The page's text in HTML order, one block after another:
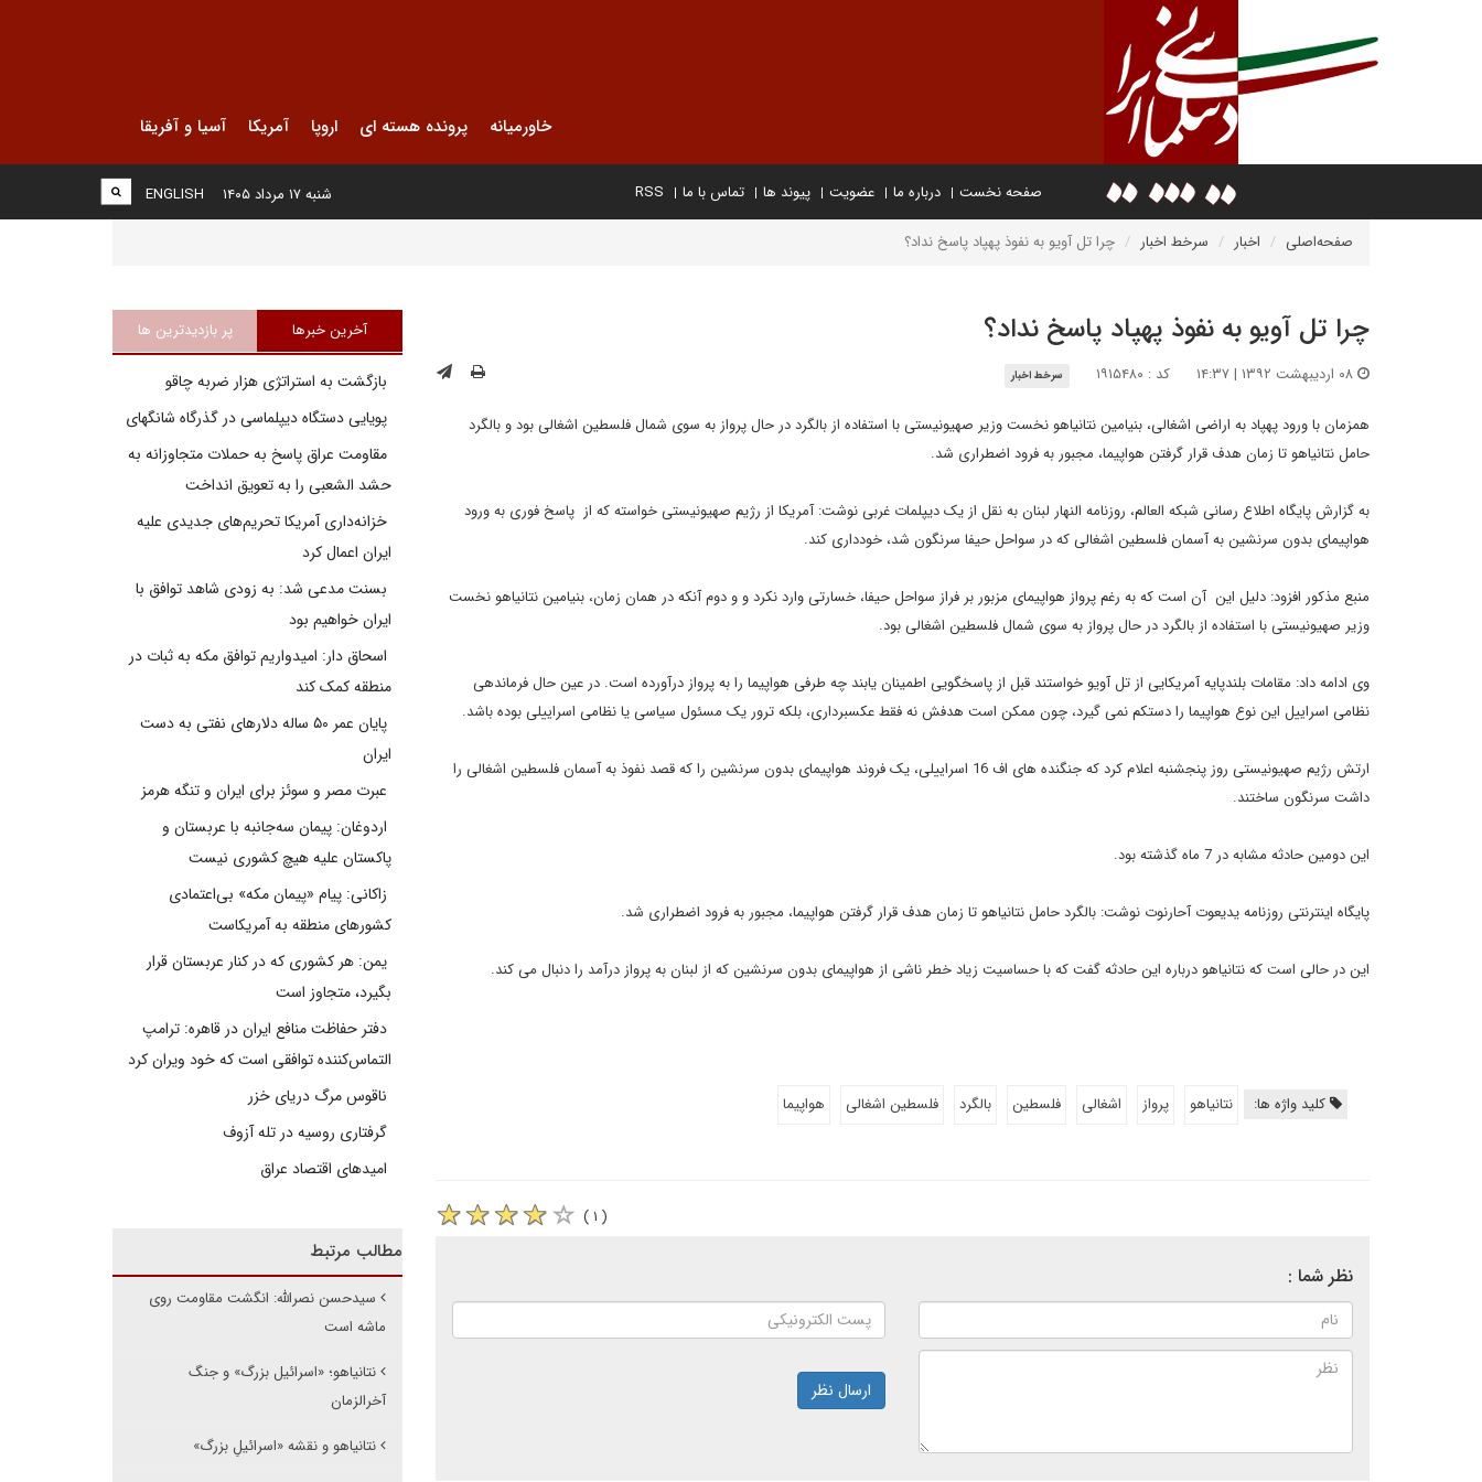
خاورمیانه پرونده هسته ای اروپا آمریکا آسیا و آفریقا
صفحه نخست درباره ما عضویت پیوند ها تماس با ما RSS
ENGLISH شنبه ۱۷ مرداد ۱۴۰۵
صفحه‌اصلی اخبار سرخط اخبار چرا تل آویو به نفوذ پهپاد پاسخ نداد؟
چرا تل آویو به نفوذ پهپاد پاسخ نداد؟
کد : ۱۹۱۵۴۸۰ سرخط اخبار
همزمان با ورود پهپاد به اراضی اشغالی، بنیامین نتانیاهو نخست وزیر صهیونیستی با استفاده از بالگرد در حال پرواز به سوی شمال فلسطین اشغالی بود و بالگرد
حامل نتانیاهو تا زمان هدف قرار گرفتن هواپیما، مجبور به فرود اضطراری شد.
به گزارش پایگاه اطلاع رسانی شبکه العالم، روزنامه النهار لبنان به نقل از یک دیپلمات غربی نوشت: آمریکا از رژیم صهیونیستی خواسته که از پاسخ فوری به ورود
هواپیمای بدون سرنشین به آسمان فلسطین اشغالی که در سواحل حیفا سرنگون شد، خودداری کند.
منبع مذکور افزود: دلیل این آن است که به رغم پرواز هواپیمای مزبور بر فراز سواحل حیفا، خسارتی وارد نکرد و و دوم آنکه در همان زمان، بنیامین نتانیاهو نخست
وزیر صهیونیستی با استفاده از بالگرد در حال پرواز به سوی شمال فلسطین اشغالی بود.
وی ادامه داد: مقامات بلندپایه آمریکایی از تل آویو خواستند قبل از پاسخگویی اطمینان یابند چه طرفی هواپیما را به پرواز درآورده است. در عین حال فرماندهی
نظامی اسراییل این نوع هواپیما را دستکم نمی گیرد، چون ممکن است هدفش نه فقط عکسبرداری، بلکه ترور یک مسئول سیاسی یا نظامی اسراییلی بوده باشد.
ارتش رژیم صهیونیستی روز پنجشنبه اعلام کرد که جنگنده های اف 16 اسراییلی، یک فروند هواپیمای بدون سرنشین را که قصد نفوذ به آسمان فلسطین اشغالی را
داشت سرنگون ساختند.
این دومین حادثه مشابه در 7 ماه گذشته بود.
پایگاه اینترنتی روزنامه یدیعوت آحارنوت نوشت: بالگرد حامل نتانیاهو تا زمان هدف قرار گرفتن هواپیما، مجبور به فرود اضطراری شد.
این در حالی است که نتانیاهو درباره این حادثه گفت که با حساسیت زیاد خطر ناشی از هواپیمای بدون سرنشین که از لبنان به پرواز درآمد را دنبال می کند.
کلید واژه ها: نتانیاهو پرواز اشغالی فلسطین بالگرد فلسطین اشغالی هواپیما
( ۱ )
نظر شما :
ارسال نظر
آخرین خبرها پر بازدیدترین ها
بازگشت به استراتژی هزار ضربه چاقو
پویایی دستگاه دیپلماسی در گذرگاه شانگهای
مقاومت عراق پاسخ به حملات متجاوزانه به
حشد الشعبی را به تعویق انداخت
خزانه‌داری آمریکا تحریم‌های جدیدی علیه
ایران اعمال کرد
بسنت مدعی شد: به زودی شاهد توافق با
ایران خواهیم بود
اسحاق دار: امیدواریم توافق مکه به ثبات در
منطقه کمک کند
پایان عمر ۵۰ ساله دلارهای نفتی به دست
ایران
عبرت مصر و سوئز برای ایران و تنگه هرمز
اردوغان: پیمان سه‌جانبه با عربستان و
پاکستان علیه هیچ کشوری نیست
زاکانی: پیام «پیمان مکه» بی‌اعتمادی
کشورهای منطقه به آمریکاست
یمن: هر کشوری که در کنار عربستان قرار
بگیرد، متجاوز است
دفتر حفاظت منافع ایران در قاهره: ترامپ
التماس‌کننده توافقی است که خود ویران کرد
ناقوس مرگ دریای خزر
گرفتاری روسیه در تله آزوف
امیدهای اقتصاد عراق
مطالب مرتبط
سیدحسن نصرالله: انگشت مقاومت روی
ماشه است
نتانیاهو؛ «اسرائیل بزرگ» و جنگ
آخرالزمان
نتانیاهو و نقشه «اسرائیلِ بزرگ»